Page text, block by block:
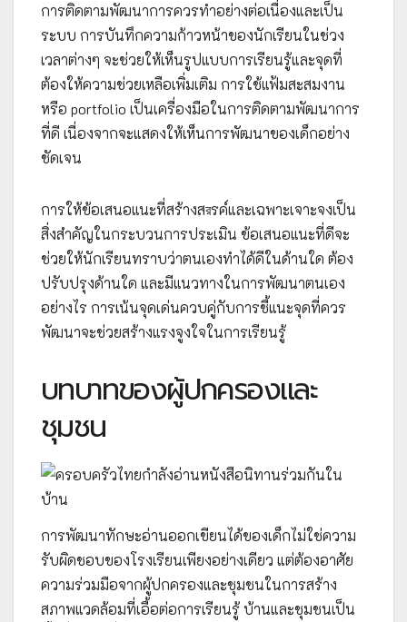
การติดตามพัฒนาการควรทำอย่างต่อเนื่องและเป็น
ระบบ การบันทึกความก้าวหน้าของนักเรียนในช่วง
เวลาต่างๆ จะช่วยให้เห็นรูปแบบการเรียนรู้และจุดที่
ต้องให้ความช่วยเหลือเพิ่มเติม การใช้แฟ้มสะสมงาน
หรือ portfolio เป็นเครื่องมือในการติดตามพัฒนาการ
ที่ดี เนื่องจากจะแสดงให้เห็นการพัฒนาของเด็กอย่าง
ชัดเจน
การให้ข้อเสนอแนะที่สร้างสরรค์และเฉพาะเจาะจงเป็น
สิ่งสำคัญในกระบวนการประเมิน ข้อเสนอแนะที่ดีจะ
ช่วยให้นักเรียนทราบว่าตนเองทำได้ดีในด้านใด ต้อง
ปรับปรุงด้านใด และมีแนวทางในการพัฒนาตนเอง
อย่างไร การเน้นจุดเด่นควบคู่กับการชี้แนะจุดที่ควร
พัฒนาจะช่วยสร้างแรงจูงใจในการเรียนรู้
บทบาทของผู้ปกครองและ
ชุมชน
การพัฒนาทักษะอ่านออกเขียนได้ของเด็กไม่ใช่ความ
รับผิดชอบของโรงเรียนเพียงอย่างเดียว แต่ต้องอาศัย
ความร่วมมือจากผู้ปกครองและชุมชนในการสร้าง
สภาพแวดล้อมที่เอื้อต่อการเรียนรู้ บ้านและชุมชนเป็น